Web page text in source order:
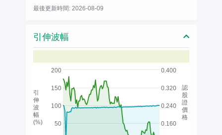
最後更新時間: 2026-08-09
引伸波幅
50
100
150
200
0.160
0.240
0.320
0.400
引
伸
波
幅
(%)
認
股
證
價
格